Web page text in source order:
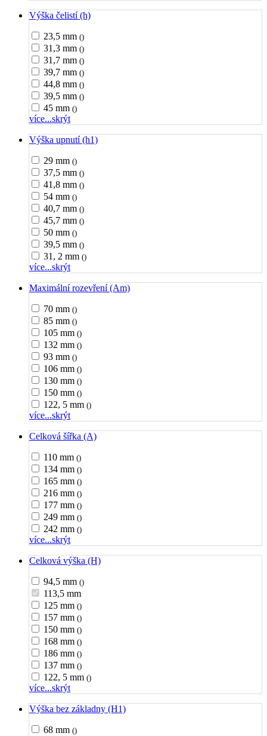
Výška čelistí (h)
23,5 mm ()
31,3 mm ()
31,7 mm ()
39,7 mm ()
44,8 mm ()
39,5 mm ()
45 mm ()
více...skrýt
Výška upnutí (h1)
29 mm ()
37,5 mm ()
41,8 mm ()
54 mm ()
40,7 mm ()
45,7 mm ()
50 mm ()
39,5 mm ()
31, 2 mm ()
více...skrýt
Maximální rozevření (Am)
70 mm ()
85 mm ()
105 mm ()
132 mm ()
93 mm ()
106 mm ()
130 mm ()
150 mm ()
122, 5 mm ()
více...skrýt
Celková šířka (A)
110 mm ()
134 mm ()
165 mm ()
216 mm ()
177 mm ()
249 mm ()
242 mm ()
více...skrýt
Celková výška (H)
94,5 mm ()
113,5 mm
125 mm ()
157 mm ()
150 mm ()
168 mm ()
186 mm ()
137 mm ()
122, 5 mm ()
více...skrýt
Výška bez základny (H1)
68 mm ()